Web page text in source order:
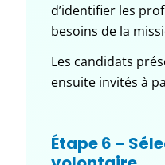
d’identifier les
besoins de la
Les candidats
ensuite invités à
Étape 6 –